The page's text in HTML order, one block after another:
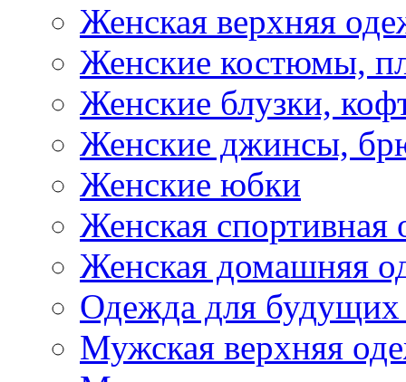
Женская верхняя
Женские костюмы,
Женские блузки,
Женские джинсы,
Женские юбки
Женская спортивная
Женская домашняя
Одежда для
Мужская верхняя